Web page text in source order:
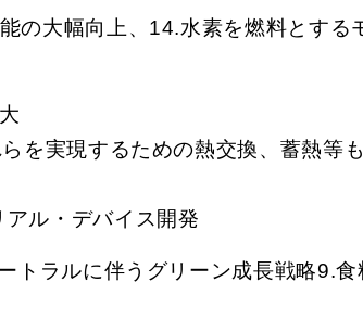
の大幅向上、14.水素を燃料とする
を実現するための熱交換、蓄熱等
ル・デバイス開発
トラルに伴うグリーン成長戦略9.